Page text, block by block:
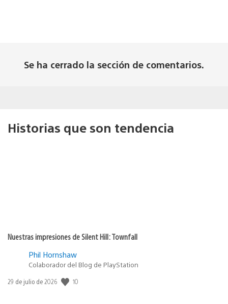
Se ha cerrado la sección de comentarios.
Historias que son tendencia
Nuestras impresiones de Silent Hill: Townfall
Phil Hornshaw
Colaborador del Blog de PlayStation
Fecha
29 de julio de 2026 10